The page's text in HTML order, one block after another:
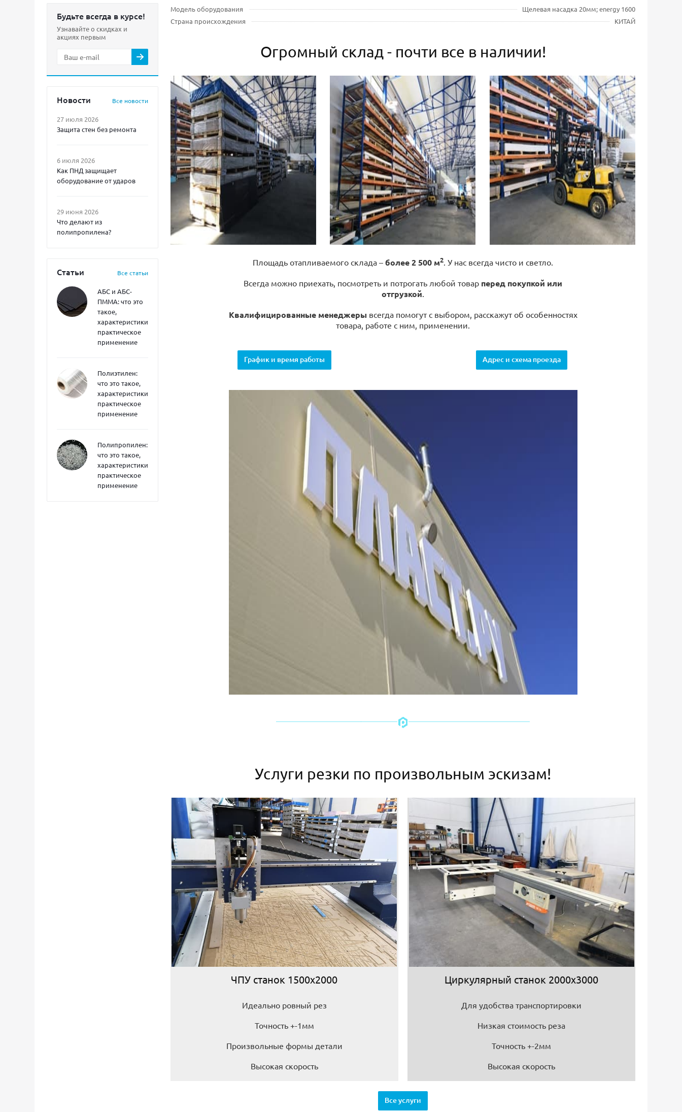
Будьте всегда в курсе!
Узнавайте о скидках и
акциях первым
Новости Все новости
27 июля 2026
Защита стен без ремонта
6 июля 2026
Как ПНД защищает
оборудование от ударов
29 июня 2026
Что делают из
полипропилена?
Статьи Все статьи
АБС и АБС-
ПММА: что это
такое,
характеристики,
практическое
применение
Полиэтилен:
что это такое,
характеристики,
практическое
применение
Полипропилен:
что это такое,
характеристики,
практическое
применение
Модель оборудования
Щелевая насадка 20мм; energy 1600
Страна происхождения
КИТАЙ
Огромный склад - почти все в наличии!
Площадь отапливаемого склада – более 2 500 м2. У нас всегда чисто и светло.
Всегда можно приехать, посмотреть и потрогать любой товар перед покупкой или
отгрузкой.
Квалифицированные менеджеры всегда помогут с выбором, расскажут об особенностях
товара, работе с ним, применении.
График и время работы Адрес и схема проезда
Услуги резки по произвольным эскизам!
ЧПУ станок 1500х2000
Идеально ровный рез
Точность +-1мм
Произвольные формы детали
Высокая скорость
Циркулярный станок 2000х3000
Для удобства транспортировки
Низкая стоимость реза
Точность +-2мм
Высокая скорость
Все услуги